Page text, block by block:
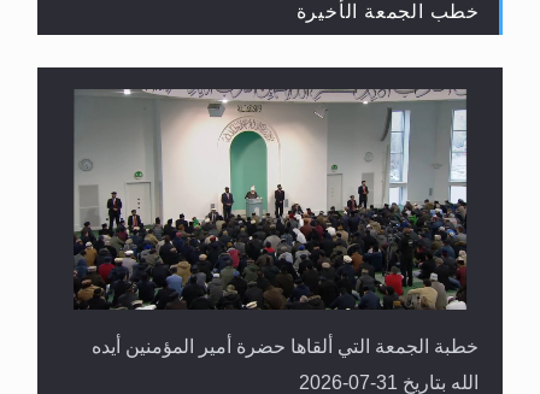
القرآن قاضٍ وحكمٌ على السنة ومهيمنٌ عليها.. ليس
العكس
خطب الجمعة الأخيرة
خطبة الجمعة التي ألقاها حضرة أمير المؤمنين أيده
الله بتاريخ 31-07-2026